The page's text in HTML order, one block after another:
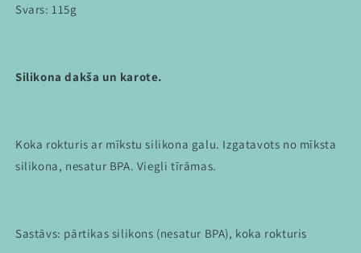
Svars: 115g
Silikona dakša un karote.
Koka rokturis ar mīkstu silikona galu. Izgatavots no mīksta
silikona, nesatur BPA. Viegli tīrāmas.
Sastāvs: pārtikas silikons (nesatur BPA), koka rokturis